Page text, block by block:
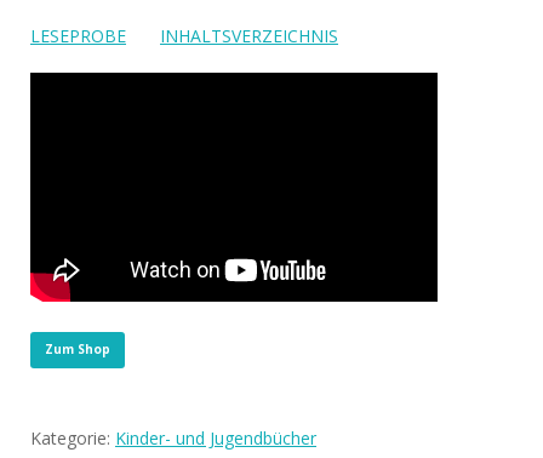
LESEPROBE INHALTSVERZEICHNIS
Zum Shop
Kategorie: Kinder- und Jugendbücher